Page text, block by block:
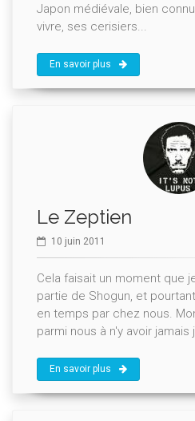
Japon médiévale, bien
vivre, ses cerisiers...
En savoir plus
Le Zeptien
10 juin 2011
Cela faisait un moment que
partie de Shogun, et
en temps par chez nous.
parmi nous à n'y avoir jamais
En savoir plus